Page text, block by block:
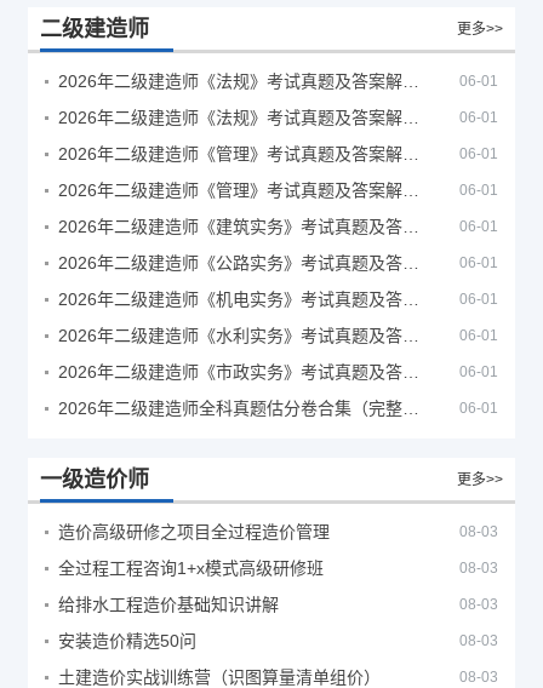
二级建造师 更多>>
06-01
06-01
06-01
06-01
06-01
06-01
06-01
06-01
06-01
06-01
一级造价师 更多>>
造价高级研修之项目全过程造价管理 08-03
全过程工程咨询1+x模式高级研修班 08-03
给排水工程造价基础知识讲解 08-03
安装造价精选50问 08-03
土建造价实战训练营（识图算量清单组价） 08-03